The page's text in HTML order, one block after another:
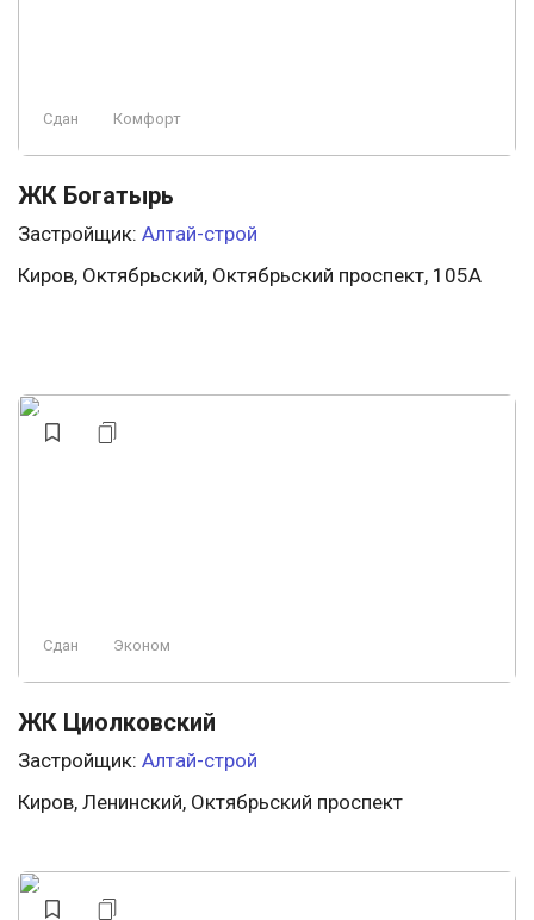
Сдан Комфорт
ЖК Богатырь
Застройщик: Алтай-строй
Киров, Октябрьский, Октябрьский проспект, 105А
Сдан Эконом
ЖК Циолковский
Застройщик: Алтай-строй
Киров, Ленинский, Октябрьский проспект